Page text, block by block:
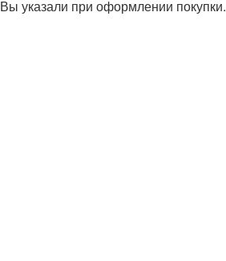
Вы указали при оформлении покупки.